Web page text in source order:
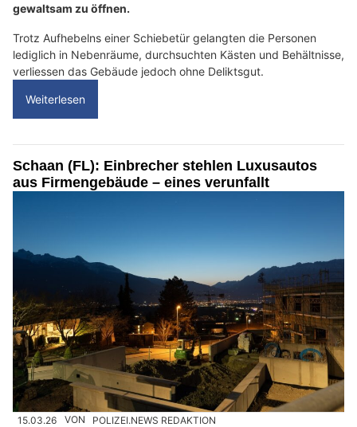
gewaltsam zu öffnen.
Trotz Aufhebelns einer Schiebetür gelangten die Personen
lediglich in Nebenräume, durchsuchten Kästen und Behältnisse,
verliessen das Gebäude jedoch ohne Deliktsgut.
Weiterlesen
Schaan (FL): Einbrecher stehlen Luxusautos
aus Firmengebäude – eines verunfallt
15.03.26 VON POLIZEI.NEWS REDAKTION